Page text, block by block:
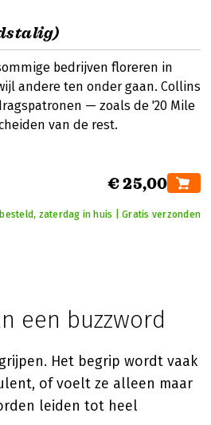
bedrijven floreren in
andere ten onder gaan. Collins
— zoals de '20 Mile
van de rest.
€ 25,00
zaterdag in huis | Gratis verzonden
een buzzword
Het begrip wordt vaak
of voelt ze alleen maar
leiden tot heel